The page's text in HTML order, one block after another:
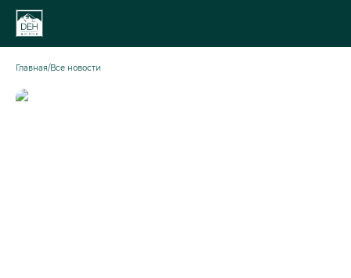
Главная/Все новости